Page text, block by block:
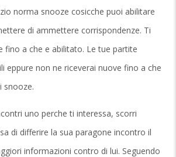
norma snooze cosicche puoi abilitare
di ammettere corrispondenze. Ti
fino a che e abilitato. Le tue partite
eppure non ne riceverai nuove fino a che
snooze.
uno perche ti interessa, scorri
di differire la sua paragone incontro il
informazioni contro di lui. Seguendo